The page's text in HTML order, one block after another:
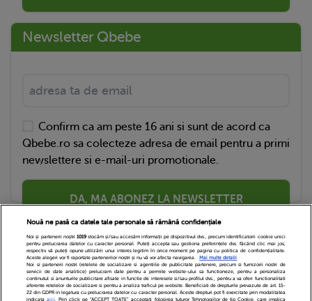
Newsletter Qbebe
Confirm ca am peste 16 ani si sunt de acord ca
Qbebe.ro sa colecteze adresa de email pentru a primi
newslettere si e-mail-uri promotionale.
DA, MA ABONEZ LA NEWSLETTER
Nouă ne pasă ca datele tale personale să rămână confidențiale
Noi și partenerii noștri 1019stocăm și/sau accesăm informații pe dispozitivul dvs., precum identificatorii cookie unici
pentru prelucrarea datelor cu caracter personal. Puteți accepta sau gestiona preferințele dvs. făcând clic mai jos,
respectiv vă puteți opune utilizării unui interes legitim în orice moment pe pagina cu politica de confidențialitate.
Aceste alegeri vor fi raportate partenerilor noștri și nu vă vor afecta navigarea.
Mai multe detalii
Noi si partenerii nostri (retelele de socializare si agentiile de publicitate partenere, precum si furnizorii nostri de
servicii de date analitice) prelucram date pentru a permite website-ului sa functioneze, pentru a personaliza
continutul si anunturile publicitare afisate in functie de interesele si/sau profilul dvs., pentru a va oferi functionalitati
aferente retelelor de socializare si pentru a analiza traficul pe website. Beneficiati de drepturile prevazute de art. 15-
22 din GDPR in legatura cu prelucrarea datelor cu caracter personal. Aceste drepturi pot fi exercitate prin modalitatea
indicataaici. Prin click pe “ACCEPT TOATE”, acceptati folosirea tuturor Tehnologiilor de tip Cookie, care implica